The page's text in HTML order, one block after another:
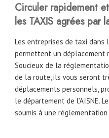
Circuler rapidement
les TAXIS agrées par
Les entreprises de taxi dans
permettent un déplacement
Soucieux de la
de la route, ils vous seront
déplacements personnels,
le département de l’AISNE.
soumis à une